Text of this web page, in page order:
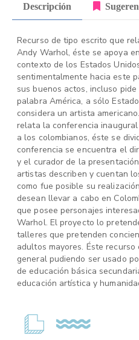
Descripción
Recurso de tipo escrito que
Andy Warhol, éste se apoya
contexto de los Estados
sentimentalmente hacia este
sus buenos actos, incluso
palabra América, a sólo
considera un artista
relata la conferencia
a los colombianos, éste se
conferencia se encuentra el
y el curador de la
artistas describen y cuentan
como fue posible su
desean llevar a cabo en
que posee personajes
Warhol. El proyecto lo
talleres que pretenden
adultos mayores. Éste
general pudiendo ser usado
de educación básica
educación artística y